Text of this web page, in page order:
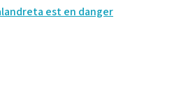
est en danger